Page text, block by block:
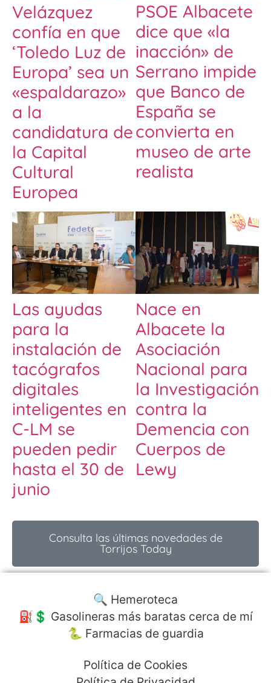
Velázquez
confía en que
‘Toledo Luz de
Europa’ sea un
«espaldarazo»
a la
candidatura de
la Capital
Cultural
Europea
PSOE Albacete
dice que «la
inacción» de
Serrano impide
que Banco de
España se
convierta en
museo de arte
realista
Las ayudas
para la
instalación de
tacógrafos
digitales
inteligentes en
C-LM se
pueden pedir
hasta el 30 de
junio
Nace en
Albacete la
Asociación
Nacional para
la Investigación
contra la
Demencia con
Cuerpos de
Lewy
Consulta las últimas novedades de
Torrijos Today
🔍 Hemeroteca
⛽️💲 Gasolineras más baratas cerca de mí
🐍 Farmacias de guardia
Política de Cookies